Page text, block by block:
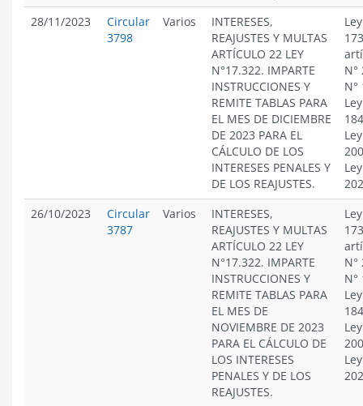
28/11/2023
Circular
3798
Varios
INTERESES,
REAJUSTES Y MULTAS
ARTÍCULO 22 LEY
N°17.322. IMPARTE
INSTRUCCIONES Y
REMITE TABLAS PARA
EL MES DE DICIEMBRE
DE 2023 PARA EL
CÁLCULO DE LOS
INTERESES PENALES Y
DE LOS REAJUSTES.
N°
N°
26/10/2023
Circular
3787
Varios
INTERESES,
REAJUSTES Y MULTAS
ARTÍCULO 22 LEY
N°17.322. IMPARTE
INSTRUCCIONES Y
REMITE TABLAS PARA
EL MES DE
NOVIEMBRE DE 2023
PARA EL CÁLCULO DE
LOS INTERESES
PENALES Y DE LOS
REAJUSTES.
N°
N°